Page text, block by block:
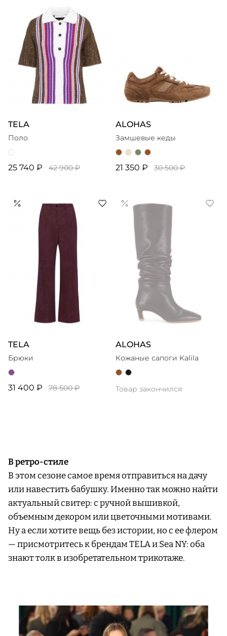
TELA
Поло
25 740 ₽ 42 900 ₽
ALOHAS
Замшевые кеды
21 350 ₽ 30 500 ₽
TELA
Брюки
31 400 ₽ 78 500 ₽
ALOHAS
Кожаные сапоги Kalila
Товар закончился
В ретро-стиле
В этом сезоне самое время отправиться на дачу
или навестить бабушку. Именно так можно найти
актуальный свитер: с ручной вышивкой,
объемным декором или цветочными мотивами.
Ну а если хотите вещь без истории, но с ее флером
— присмотритесь к брендам TELA и Sea NY: оба
знают толк в изобретательном трикотаже.